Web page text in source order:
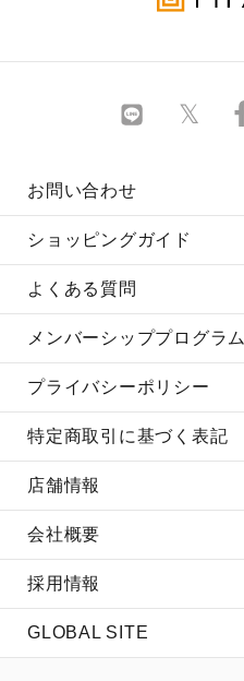
お問い合わせ
ショッピングガイド
よくある質問
メンバーシッププログラム
プライバシーポリシー
特定商取引に基づく表記
店舗情報
会社概要
採用情報
GLOBAL SITE